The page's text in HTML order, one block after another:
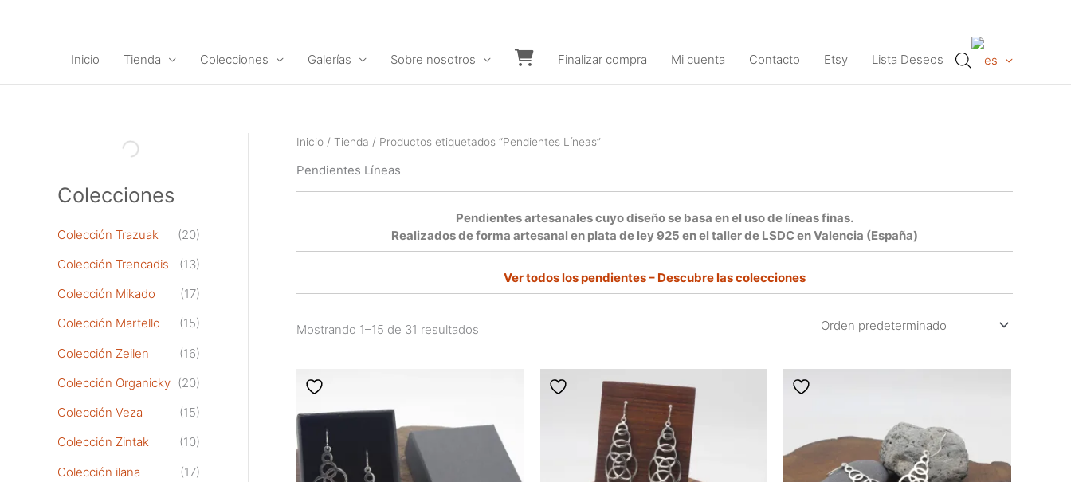
Inicio
Tienda Colecciones Galerías
Sobre nosotros
Carrito
Finalizar compra Mi cuenta Contacto Etsy Lista Deseos
Colecciones
Colección Trazuak
(20)
Colección Trencadis
(13)
Colección Mikado
(17)
Colección Martello
(15)
Colección Zeilen
(16)
Colección Organicky (20)
Colección Veza
(15)
Colección Zintak
(10)
Colección ilana
(17)
Inicio / Tienda / Productos etiquetados “Pendientes Líneas”
Pendientes Líneas
Pendientes artesanales cuyo diseño se basa en el uso de líneas finas.
Realizados de forma artesanal en plata de ley 925 en el taller de LSDC en Valencia (España)
Ver todos los pendientes – Descubre las colecciones
Mostrando 1–15 de 31 resultados